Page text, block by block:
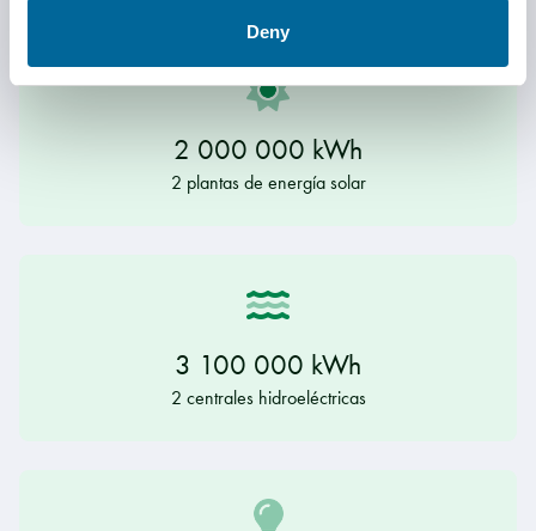
Deny
2 000 000 kWh
2 plantas de energía solar
3 100 000 kWh
2 centrales hidroeléctricas